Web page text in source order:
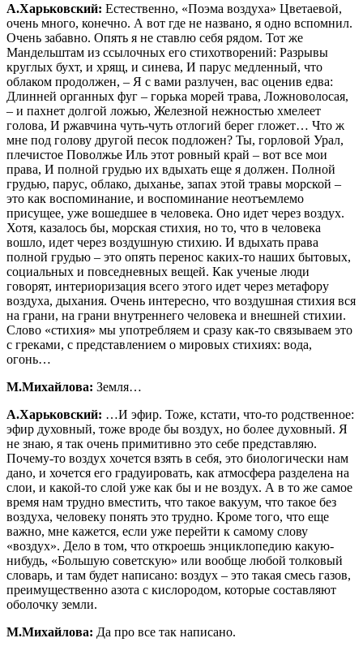
А.Харьковский: Естественно, «Поэма воздуха» Цветаевой,
очень много, конечно. А вот где не названо, я одно вспомнил.
Очень забавно. Опять я не ставлю себя рядом. Тот же
Мандельштам из ссылочных его стихотворений: Разрывы
круглых бухт, и хрящ, и синева, И парус медленный, что
облаком продолжен, – Я с вами разлучен, вас оценив едва:
Длинней органных фуг – горька морей трава, Ложноволосая,
– и пахнет долгой ложью, Железной нежностью хмелеет
голова, И ржавчина чуть-чуть отлогий берег гложет… Что ж
мне под голову другой песок подложен? Ты, горловой Урал,
плечистое Поволжье Иль этот ровный край – вот все мои
права, И полной грудью их вдыхать еще я должен. Полной
грудью, парус, облако, дыханье, запах этой травы морской –
это как воспоминание, и воспоминание неотъемлемо
присущее, уже вошедшее в человека. Оно идет через воздух.
Хотя, казалось бы, морская стихия, но то, что в человека
вошло, идет через воздушную стихию. И вдыхать права
полной грудью – это опять перенос каких-то наших бытовых,
социальных и повседневных вещей. Как ученые люди
говорят, интериоризация всего этого идет через метафору
воздуха, дыхания. Очень интересно, что воздушная стихия вся
на грани, на грани внутреннего человека и внешней стихии.
Слово «стихия» мы употребляем и сразу как-то связываем это
с греками, с представлением о мировых стихиях: вода,
огонь…
М.Михайлова: Земля…
А.Харьковский: …И эфир. Тоже, кстати, что-то родственное:
эфир духовный, тоже вроде бы воздух, но более духовный. Я
не знаю, я так очень примитивно это себе представляю.
Почему-то воздух хочется взять в себя, это биологически нам
дано, и хочется его градуировать, как атмосфера разделена на
слои, и какой-то слой уже как бы и не воздух. А в то же самое
время нам трудно вместить, что такое вакуум, что такое без
воздуха, человеку понять это трудно. Кроме того, что еще
важно, мне кажется, если уже перейти к самому слову
«воздух». Дело в том, что откроешь энциклопедию какую-
нибудь, «Большую советскую» или вообще любой толковый
словарь, и там будет написано: воздух – это такая смесь газов,
преимущественно азота с кислородом, которые составляют
оболочку земли.
М.Михайлова: Да про все так написано.